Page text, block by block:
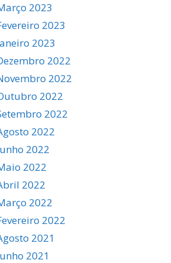
2023
2023
2023
2022
2022
2022
2022
2022
2022
2022
2022
2022
2022
2021
2021